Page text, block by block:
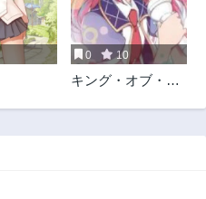
第252話
2年前
第250話
第248話
0 10
キング・オブ・ア